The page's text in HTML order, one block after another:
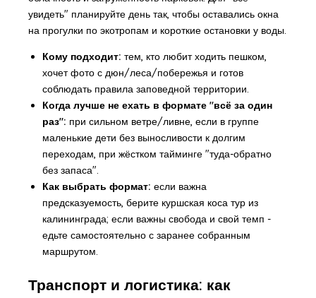
увидеть" планируйте день так, чтобы оставались окна
на прогулки по экотропам и короткие остановки у воды.
Кому подходит: тем, кто любит ходить пешком,
хочет фото с дюн/леса/побережья и готов
соблюдать правила заповедной территории.
Когда лучше не ехать в формате "всё за один
раз": при сильном ветре/ливне, если в группе
маленькие дети без выносливости к долгим
переходам, при жёстком тайминге "туда-обратно
без запаса".
Как выбрать формат: если важна
предсказуемость, берите куршская коса тур из
калининграда; если важны свобода и свой темп -
едьте самостоятельно с заранее собранным
маршрутом.
Транспорт и логистика: как